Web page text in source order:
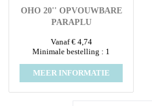
OHO 20'' OPVOUWBARE
PARAPLU
Vanaf € 4,74
Minimale bestelling : 1
MEER INFORMATIE